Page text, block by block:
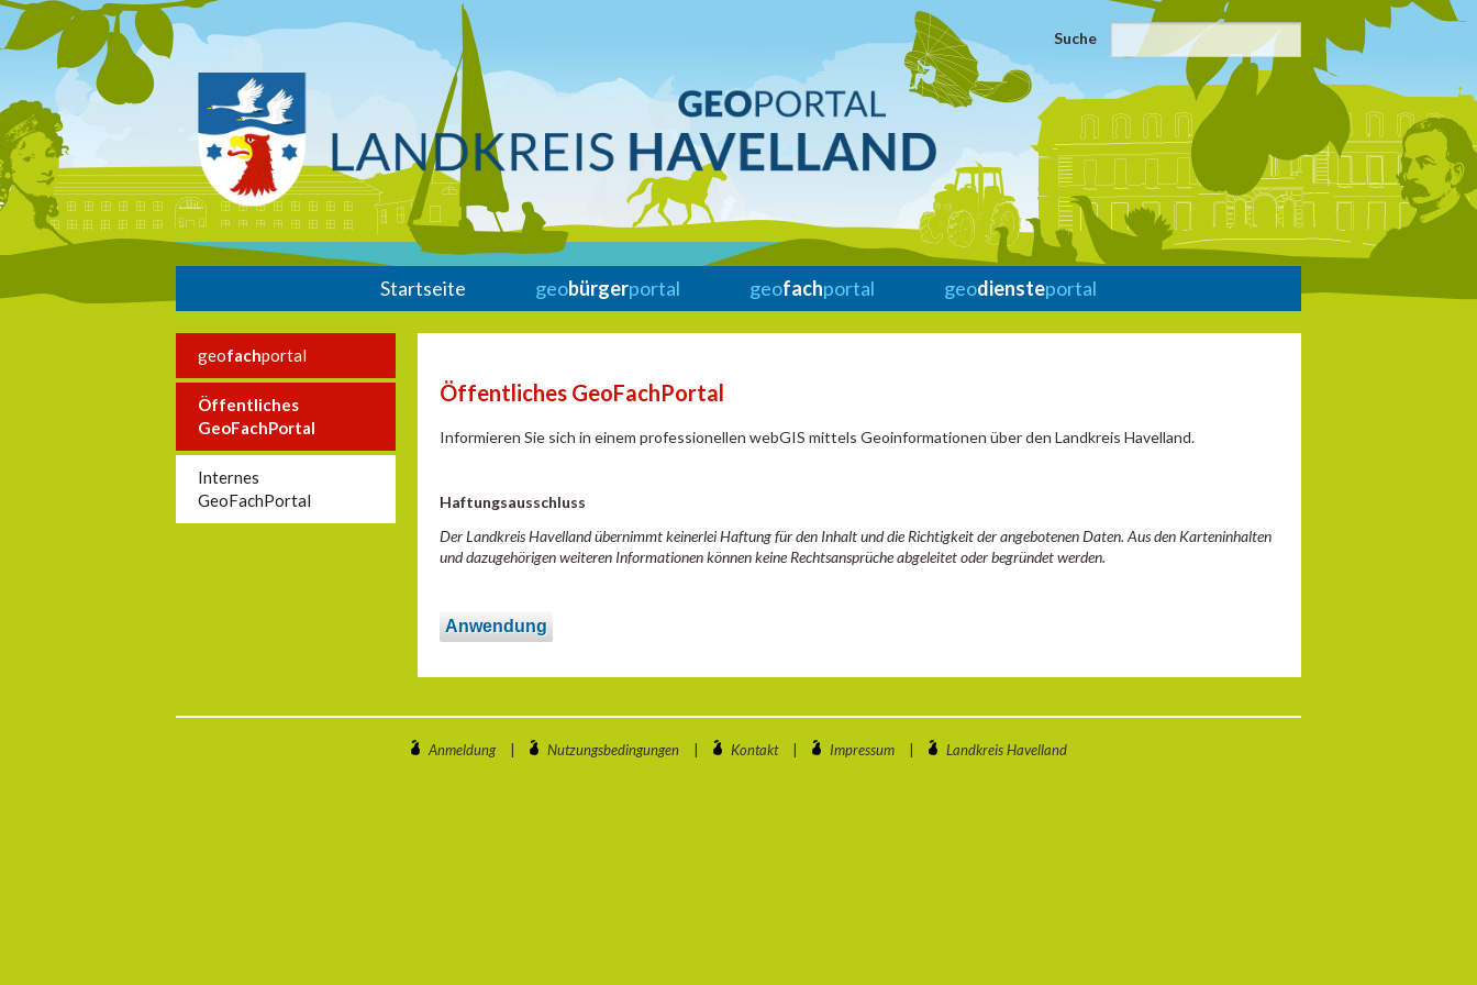
Suche
Startseite geobürgerportal geofachportal geodiensteportal
geofachportal
Öffentliches
GeoFachPortal
Internes
GeoFachPortal
Öffentliches GeoFachPortal
Informieren Sie sich in einem professionellen webGIS mittels Geoinformationen über den Landkreis Havelland.
Haftungsausschluss
Der Landkreis Havelland übernimmt keinerlei Haftung für den Inhalt und die Richtigkeit der angebotenen Daten. Aus den Karteninhalten
und dazugehörigen weiteren Informationen können keine Rechtsansprüche abgeleitet oder begründet werden.
Anwendung
Anmeldung Nutzungsbedingungen Kontakt Impressum Landkreis Havelland